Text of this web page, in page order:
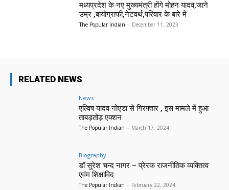
मध्यप्रदेश के नए मुख्यमंत्री होंगे मोहन यादव,जाने
उम्र ,बायोग्राफी,नेटवर्थ,परिवार के बारे में
The Popular Indian - December 11, 2023
RELATED NEWS
News
एल्विष यादव नोएडा से गिरफ्तार , इस मामले में हुआ
ताबड़तोड़ एक्शन
The Popular Indian - March 17, 2024
Biography
डॉ सुरेश चन्द नागर – प्रेरक राजनीतिक व्यक्तित्व
एवंम शिक्षाविद
The Popular Indian - February 22, 2024